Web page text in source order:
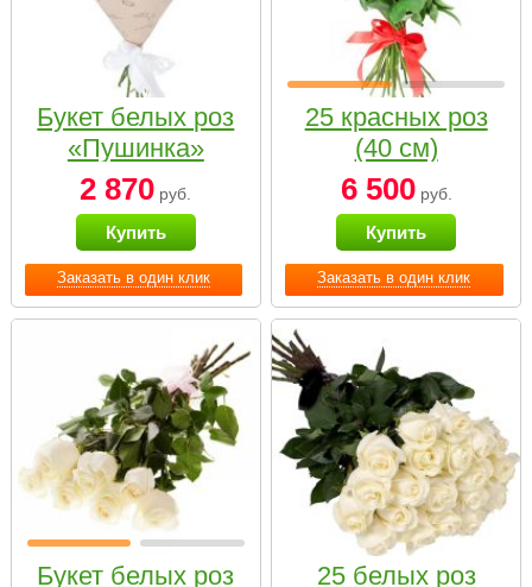
Заказать в один клик
Букет белых роз
«Пушинка»
2 870 руб.
Купить
Заказать в один клик
25 красных роз
(40 см)
6 500руб.
Купить
Букет белых роз
25 белых роз